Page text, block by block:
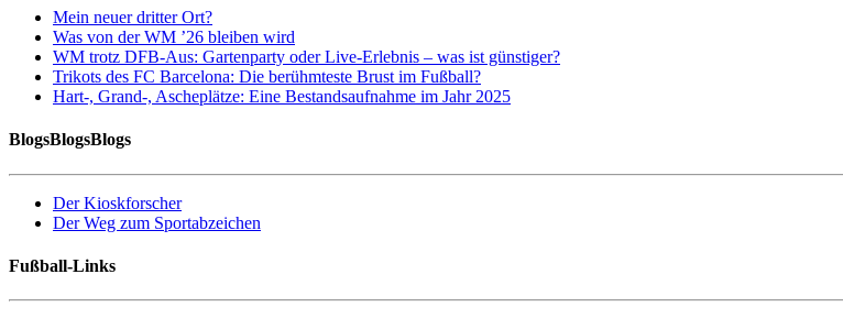
Mein neuer dritter Ort?
Was von der WM ’26 bleiben wird
WM trotz DFB-Aus: Gartenparty oder Live-Erlebnis – was ist günstiger?
Trikots des FC Barcelona: Die berühmteste Brust im Fußball?
Hart-, Grand-, Ascheplätze: Eine Bestandsaufnahme im Jahr 2025
BlogsBlogsBlogs
Der Kioskforscher
Der Weg zum Sportabzeichen
Fußball-Links